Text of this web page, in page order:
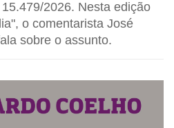
2026. Nesta edição
o comentarista José
sobre o assunto.